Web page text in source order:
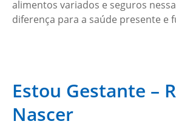
alimentos variados e seguros
diferença para a saúde presente e
Estou Gestante –
Nascer